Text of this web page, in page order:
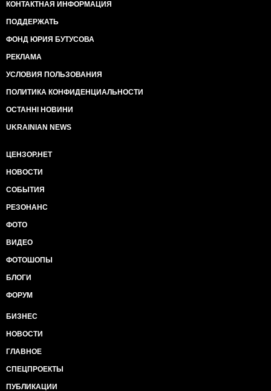
буде обличчям якогось арестовича чи подоляка.
б) Зє і ко - насрать на все, в тому числі на
Конституцію і на Україну. Тому я би не сподівався на
те, що він там щось буде чи не буде робити через
3.Джокери.
Китай та Трамп - хрінь собача. Єдиний реальний
Джокер (а я боюся, що все одно прийдеться на нього
змінить. Ось побачите. А до його смерті - все буде
Жоден пункт неможливий за нинішньої влади. В
Ісе інше - згоден.
КОНТАКТНАЯ ИНФОРМАЦИЯ
ПОДДЕРЖАТЬ
ФОНД ЮРИЯ БУТУСОВА
РЕКЛАМА
УСЛОВИЯ ПОЛЬЗОВАНИЯ
ПОЛИТИКА КОНФИДЕНЦИАЛЬНОСТИ
ОСТАННІ НОВИНИ
UKRAINIAN NEWS
ЦЕНЗОР.НЕТ
НОВОСТИ
СОБЫТИЯ
РЕЗОНАНС
ФОТО
ВИДЕО
ФОТОШОПЫ
БЛОГИ
ФОРУМ
БИЗНЕС
НОВОСТИ
ГЛАВНОЕ
СПЕЦПРОЕКТЫ
ПУБЛИКАЦИИ